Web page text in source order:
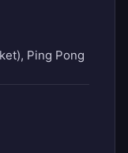
Ping Pong